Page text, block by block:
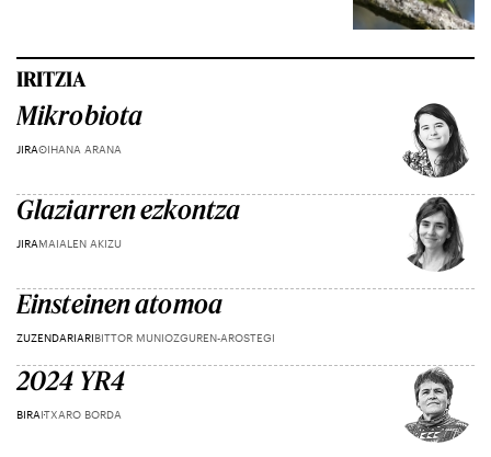
IRITZIA
Mikrobiota
JIRAOIHANA ARANA
Glaziarren ezkontza
JIRAMAIALEN AKIZU
Einsteinen atomoa
ZUZENDARIARIBITTOR MUNIOZGUREN-AROSTEGI
2024 YR4
BIRAITXARO BORDA